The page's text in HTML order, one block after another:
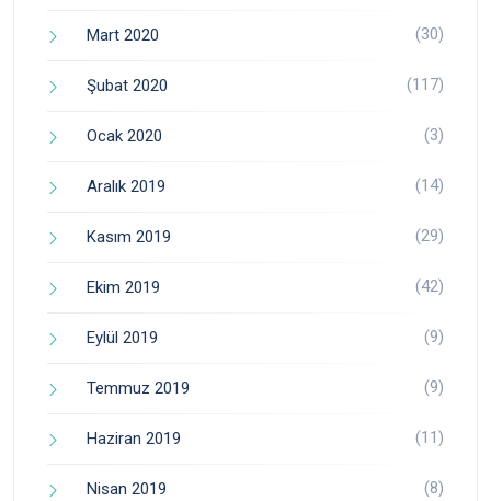
Mart 2020 (30)
Şubat 2020 (117)
Ocak 2020 (3)
Aralık 2019 (14)
Kasım 2019 (29)
Ekim 2019 (42)
Eylül 2019 (9)
Temmuz 2019 (9)
Haziran 2019 (11)
Nisan 2019 (8)